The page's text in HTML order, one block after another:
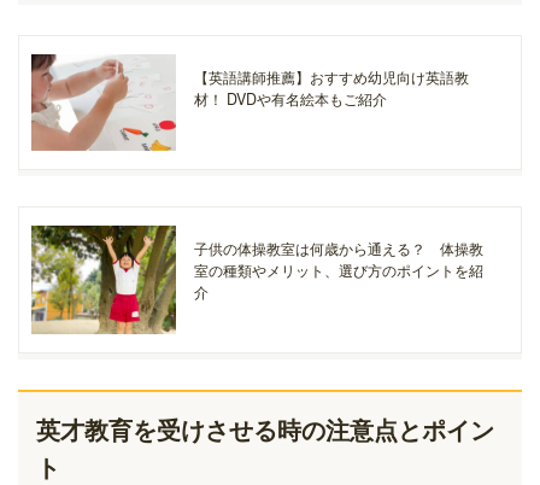
【英語講師推薦】おすすめ幼児向け英語教
材！ DVDや有名絵本もご紹介
子供の体操教室は何歳から通える？ 体操教
室の種類やメリット、選び方のポイントを紹
介
英才教育を受けさせる時の注意点とポイン
ト